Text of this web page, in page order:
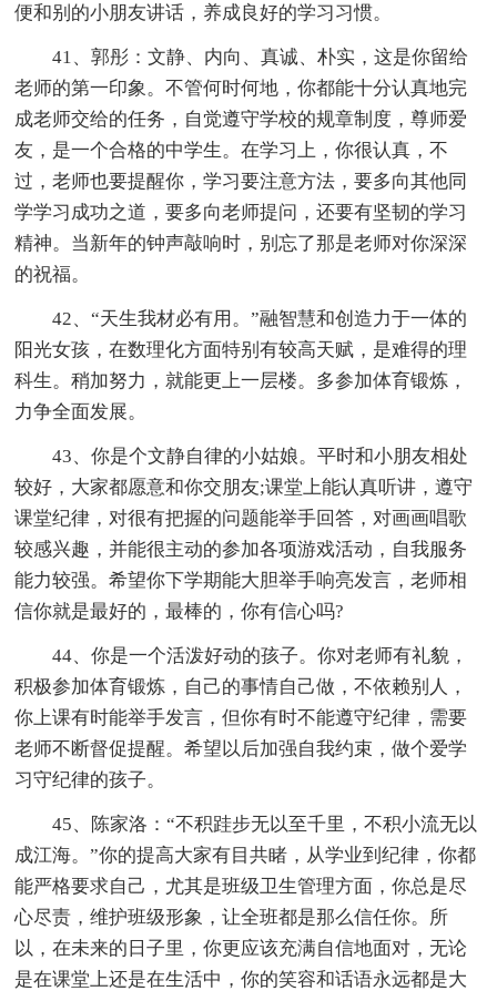
便和别的小朋友讲话，养成良好的学习习惯。
41、郭彤：文静、内向、真诚、朴实，这是你留给
老师的第一印象。不管何时何地，你都能十分认真地完
成老师交给的任务，自觉遵守学校的规章制度，尊师爱
友，是一个合格的中学生。在学习上，你很认真，不
过，老师也要提醒你，学习要注意方法，要多向其他同
学学习成功之道，要多向老师提问，还要有坚韧的学习
精神。当新年的钟声敲响时，别忘了那是老师对你深深
的祝福。
42、“天生我材必有用。”融智慧和创造力于一体的
阳光女孩，在数理化方面特别有较高天赋，是难得的理
科生。稍加努力，就能更上一层楼。多参加体育锻炼，
力争全面发展。
43、你是个文静自律的小姑娘。平时和小朋友相处
较好，大家都愿意和你交朋友;课堂上能认真听讲，遵守
课堂纪律，对很有把握的问题能举手回答，对画画唱歌
较感兴趣，并能很主动的参加各项游戏活动，自我服务
能力较强。希望你下学期能大胆举手响亮发言，老师相
信你就是最好的，最棒的，你有信心吗?
44、你是一个活泼好动的孩子。你对老师有礼貌，
积极参加体育锻炼，自己的事情自己做，不依赖别人，
你上课有时能举手发言，但你有时不能遵守纪律，需要
老师不断督促提醒。希望以后加强自我约束，做个爱学
习守纪律的孩子。
45、陈家洛：“不积跬步无以至千里，不积小流无以
成江海。”你的提高大家有目共睹，从学业到纪律，你都
能严格要求自己，尤其是班级卫生管理方面，你总是尽
心尽责，维护班级形象，让全班都是那么信任你。所
以，在未来的日子里，你更应该充满自信地面对，无论
是在课堂上还是在生活中，你的笑容和话语永远都是大